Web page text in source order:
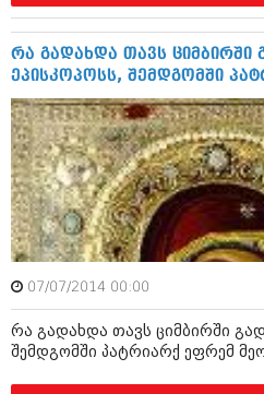
ქალი და მამაკაცი
ისტორია
ანონსი
აგვისტო 2018 (162)
ივლისი 2018 (223)
მაისი 2018 (211)
მარტი 2018 (256)
თებერვალი 2018 (208)
იანვარი 2018 (215)
ანონსი
არქივი
ნოემბერი 2020 (103)
ოქტომბერი 2020 (209)
სექტემბერი 2020 (204)
აგვისტო 2020 (249)
ივლისი 2020 (204)
ივნისი 2020 (249)
არქივის ზომის ნახვა
რა გადახდა თავს ციმბირში
ეპისკოპოსს, შემდგომში
07/07/2014 00:00
რა გადახდა თავს ციმბირში
შემდგომში პატრიარქ ეფრემ